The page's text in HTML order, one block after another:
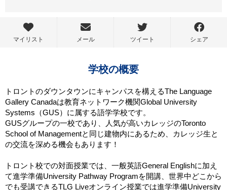
マイリスト メール ツイート シェア
学校の概要
トロントのダウンタウンにキャンパスを構えるThe Language
Gallery Canadaは教育ネットワーク機関Global University
Systems（GUS）に属する語学学校です。
GUSグループの一校であり、人気が高いカレッジのToronto
School of Managementと同じ建物内にあるため、カレッジ生と
の交流を深める機会もあります！
トロント校での対面授業では、一般英語General Englishに加え
て進学準備University Pathway Programを開講、世界中どこから
でも受講できるTLG Liveオンライン授業では進学準備University